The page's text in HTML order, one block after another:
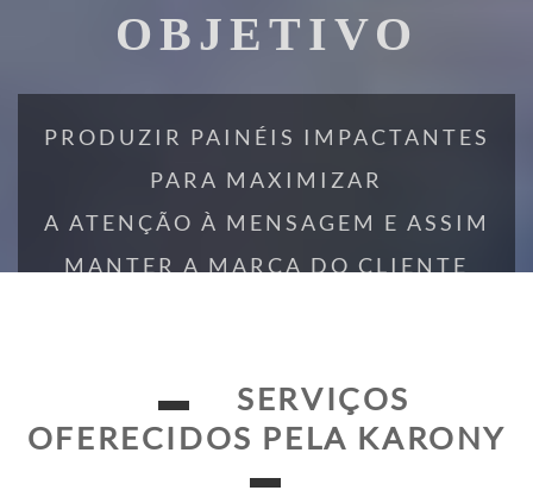
OBJETIVO
PRODUZIR PAINÉIS IMPACTANTES
PARA MAXIMIZAR
A ATENÇÃO À MENSAGEM E ASSIM
MANTER A MARCA DO CLIENTE
SERVIÇOS
▬
SERVIÇOS
OFERECIDOS PELA KARONY
▬